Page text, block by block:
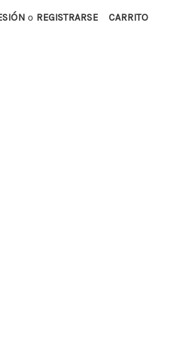
o REGISTRARSE CARRITO